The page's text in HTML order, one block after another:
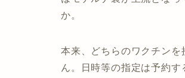
か。
本来、どちらのワクチン
ん。日時等の指定は予約